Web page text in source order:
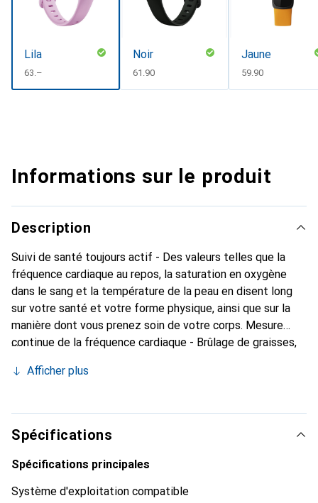
Lila
CHF
63.–
Noir
CHF
61.90
Jaune
CHF
59.90
Informations sur le produit
Description
Suivi de santé toujours actif - Des valeurs telles que la
fréquence cardiaque au repos, la saturation en oxygène
dans le sang et la température de la peau en disent long
sur votre santé et votre forme physique, ainsi que sur la
manière dont vous prenez soin de votre corps. Mesure
continue de la fréquence cardiaque - Brûlage de graisses,
fréquence cardiaque en temps réel pour vous entraîner
Surveillance de la saturation en oxygène dans le sang
(SpO2) - La valeur SpO2 indique à quel point le corps est
bien oxygéné. Des valeurs trop basses peuvent signaler
des problèmes de santé que vous pouvez rapidement
peau - Les fluctuations de la température de la peau
Afficher plus
Spécifications
Spécifications principales
Système d'exploitation compatible